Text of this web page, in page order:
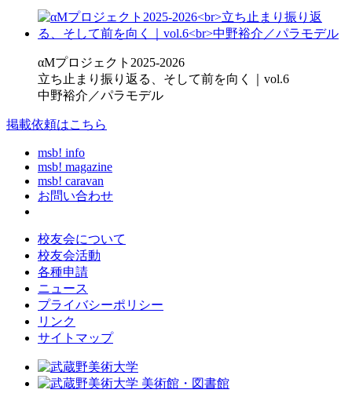
αMプロジェクト2025-2026
立ち止まり振り返る、そして前を向く｜vol.6
中野裕介／パラモデル
掲載依頼はこちら
msb! info
msb! magazine
msb! caravan
お問い合わせ
校友会について
校友会活動
各種申請
ニュース
プライバシーポリシー
リンク
サイトマップ